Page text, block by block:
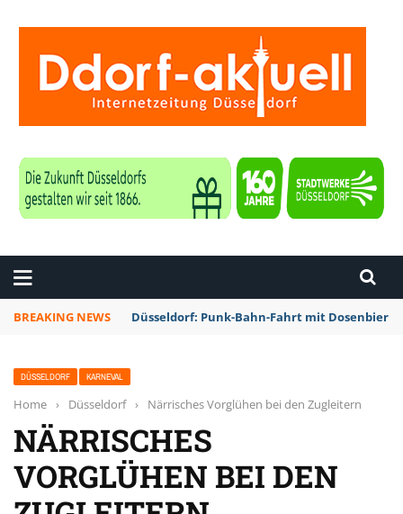
BREAKING NEWS Düsseldorf: Punk-Bahn-Fahrt mit Dosenbier
DÜSSELDORF KARNEVAL
Home › Düsseldorf › Närrisches Vorglühen bei den Zugleitern
NÄRRISCHES
VORGLÜHEN BEI DEN